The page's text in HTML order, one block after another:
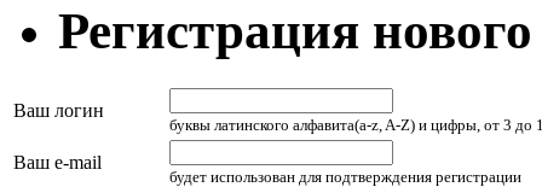
Регистрация
Ваш логин
буквы латинского алфавита(a-z, A-Z) и цифры, от 3 до
Ваш e-mail
будет использован для подтверждения регистрации